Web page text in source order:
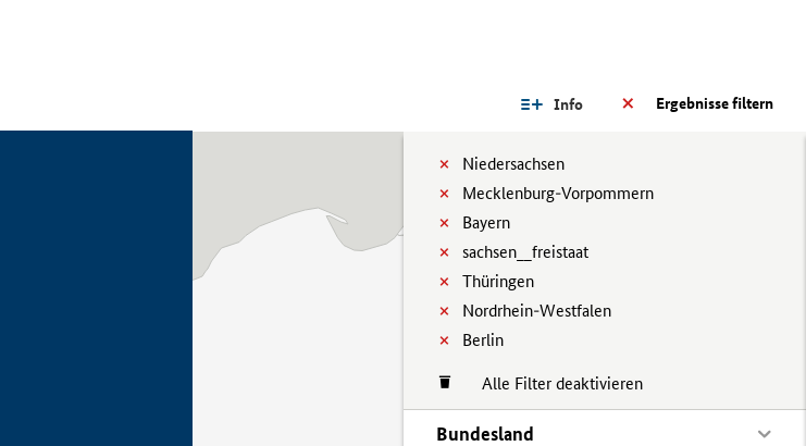
Ergebnisse filtern
Info
Niedersachsen
Mecklenburg-Vorpommern
Bayern
sachsen__freistaat
Thüringen
Nordrhein-Westfalen
Berlin
Alle Filter deaktivieren
Bundesland